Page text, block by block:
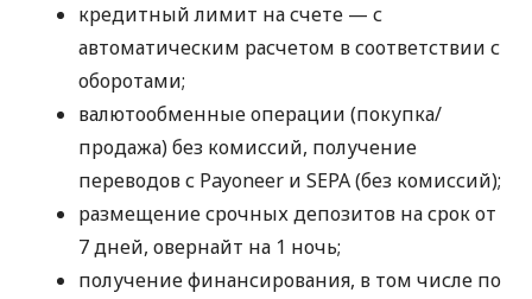
кредитный лимит на счете — с
автоматическим расчетом в соответствии с
оборотами;
валютообменные операции (покупка/
продажа) без комиссий, получение
переводов с Payoneer и SEPA (без комиссий);
размещение срочных депозитов на срок от
7 дней, овернайт на 1 ночь;
получение финансирования, в том числе по